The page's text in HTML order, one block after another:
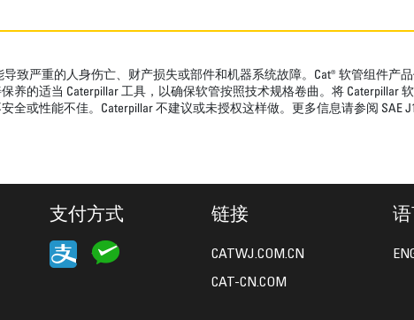
致严重的人身伤亡、财产损失或部件和机器系统故障。Cat® 软管组件产
的适当 Caterpillar 工具，以确保软管按照技术规格卷曲。将 Caterpillar
性能不佳。Caterpillar 不建议或未授权这样做。更多信息请参阅 SAE
支付方式 链接
CATWJ.COM.CN
CAT-CN.COM
语